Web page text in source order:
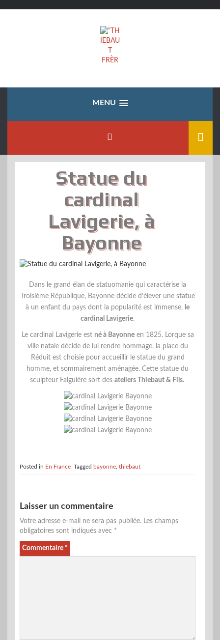
MENU
Statue du
cardinal
Lavigerie, à
Bayonne
Dans le grand élan de statuomanie qui caractérise la
Troisième République, Bayonne décide d’élever une statue
à un enfant du pays dont la popularité est immense, le
cardinal Lavigerie.
Le cardinal Lavigerie est né à Bayonneen 1825. Lorque sa
ville natale décide de lui rendre hommage, la place du
Réduit est choisie pour accueillir le statue du grand
homme, et sommairement aménagée. Cette statue du
sculpteur Falguièresort des ateliers Thiebaut & Fils.
Posted in En France Tagged bayonne thiebaut
Laisser un commentaire
Votre adresse e-mail ne sera pas publiée. Les champs
obligatoires sont indiqués avec *
Commentaire *